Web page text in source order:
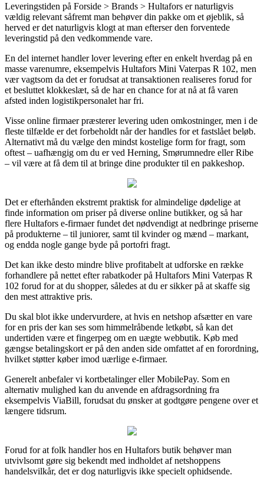
Leveringstiden på Forside > Brands > Hultafors er naturligvis
vældig relevant såfremt man behøver din pakke om et øjeblik, så
herved er det naturligvis klogt at man efterser den forventede
leveringstid på den vedkommende vare.
En del internet handler lover levering efter en enkelt hverdag på en
masse varenumre, eksempelvis Hultafors Mini Vaterpas R 102, men
vær vagtsom da det er forudsat at transaktionen realiseres forud for
et besluttet klokkeslæt, så de har en chance for at nå at få varen
afsted inden logistikpersonalet har fri.
Visse online firmaer præsterer levering uden omkostninger, men i de
fleste tilfælde er det forbeholdt når der handles for et fastslået beløb.
Alternativt må du vælge den mindst kostelige form for fragt, som
oftest – uafhængig om du er ved Herning, Smørumnedre eller Ribe
– vil være at få dem til at bringe dine produkter til en pakkeshop.
Det er efterhånden ekstremt praktisk for almindelige dødelige at
finde information om priser på diverse online butikker, og så har
flere Hultafors e-firmaer fundet det nødvendigt at nedbringe priserne
på produkterne – til juniorer, samt til kvinder og mænd – markant,
og endda nogle gange byde på portofri fragt.
Det kan ikke desto mindre blive profitabelt at udforske en række
forhandlere på nettet efter rabatkoder på Hultafors Mini Vaterpas R
102 forud for at du shopper, således at du er sikker på at skaffe sig
den mest attraktive pris.
Du skal blot ikke undervurdere, at hvis en netshop afsætter en vare
for en pris der kan ses som himmelråbende letkøbt, så kan det
undertiden være et fingerpeg om en uægte webbutik. Køb med
gængse betalingskort er på den anden side omfattet af en forordning,
hvilket støtter køber imod uærlige e-firmaer.
Generelt anbefaler vi kortbetalinger eller MobilePay. Som en
alternativ mulighed kan du anvende en afdragsordning fra
eksempelvis ViaBill, forudsat du ønsker at godtgøre pengene over et
længere tidsrum.
Forud for at folk handler hos en Hultafors butik behøver man
utvivlsomt gøre sig bekendt med indholdet af netshoppens
handelsvilkår, det er dog naturligvis ikke specielt ophidsende.